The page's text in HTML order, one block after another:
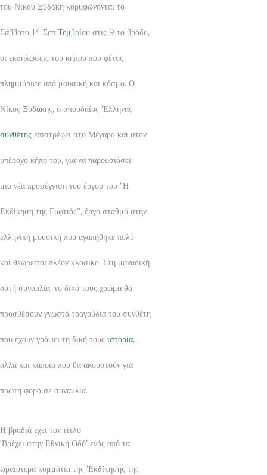
του Νίκου Ξυδάκη κορυφώνονται το
Σάββατο 14 Σεπ Τεμβρίου στις 9 το βράδυ,
οι εκδηλώσεις του κήπου που φέτος
πλημμύρισε από μουσική και κόσμο. Ο
Νίκος Ξυδάκης, ο σπουδαίος ‘Ελληνας
συνθέτης επιστρέφει στο Μέγαρο και στον
υπέροχο κήπο του, για να παρουσιάσει
μια νέα προσέγγιση του έργου του “Η
Εκδίκηση της Γυφτιάς”, έργο σταθμό στην
ελληνική μουσική που αγαπήθηκε πολύ
και θεωρείται πλέον κλασικό. Στη μοναδική
αυτή συναυλία, το δικό τους χρώμα θα
προσθέσουν γνωστά τραγούδια του συνθέτη
που έχουν γράψει τη δική τους ιστορία,
αλλά και κάποια που θα ακουστούν για
πρώτη φορά σε συναυλία.
Η βραδιά έχει τον τίτλο
‘Βρέχει στην Εθνική Οδό’ ενός από τα
ωραιότερα κομμάτια της ‘Εκδίκησης της